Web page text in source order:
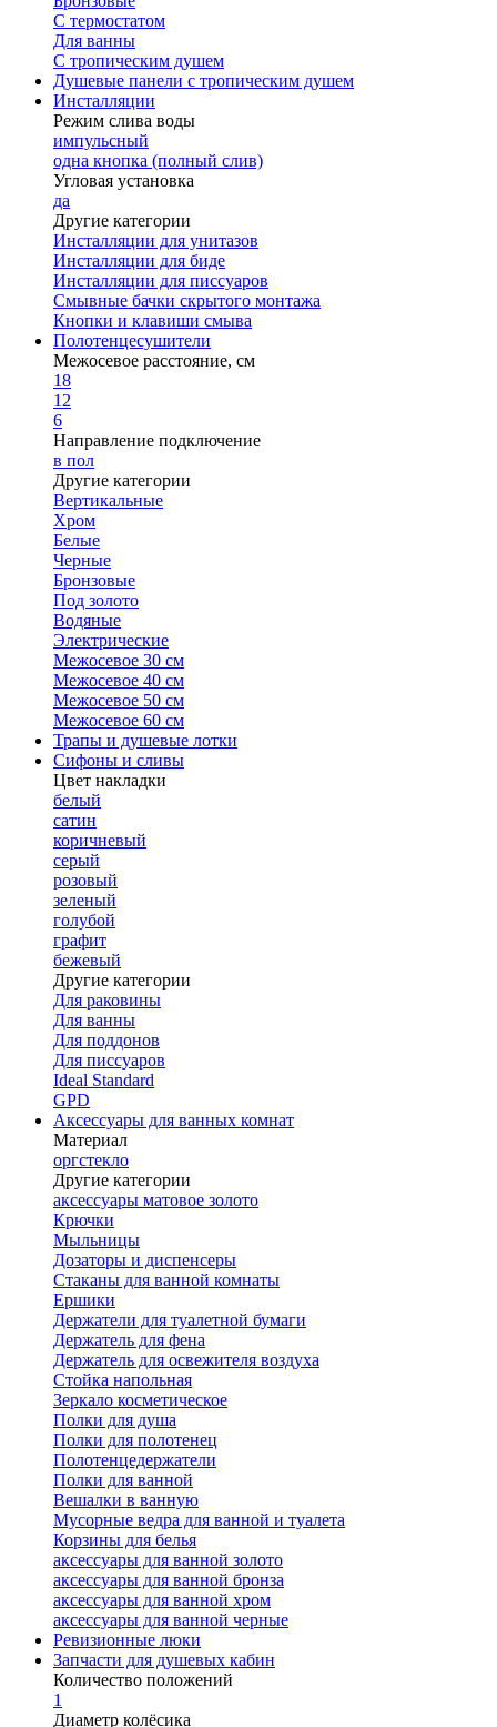
С термостатом
Для ванны
С тропическим душем
Душевые панели с тропическим душем
Инсталляции
Режим слива воды
импульсный
одна кнопка (полный слив)
Угловая установка
да
Другие категории
Инсталляции для унитазов
Инсталляции для биде
Инсталляции для писсуаров
Смывные бачки скрытого монтажа
Кнопки и клавиши смыва
Полотенцесушители
Межосевое расстояние, см
18
12
6
Направление подключение
в пол
Другие категории
Вертикальные
Хром
Белые
Черные
Бронзовые
Под золото
Водяные
Электрические
Межосевое 30 см
Межосевое 40 см
Межосевое 50 см
Межосевое 60 см
Трапы и душевые лотки
Сифоны и сливы
Цвет накладки
белый
сатин
коричневый
серый
розовый
зеленый
голубой
графит
бежевый
Другие категории
Для раковины
Для ванны
Для поддонов
Для писсуаров
Ideal Standard
GPD
Аксессуары для ванных комнат
Материал
оргстекло
Другие категории
аксессуары матовое золото
Крючки
Мыльницы
Дозаторы и диспенсеры
Стаканы для ванной комнаты
Ершики
Держатели для туалетной бумаги
Держатель для фена
Держатель для освежителя воздуха
Стойка напольная
Зеркало косметическое
Полки для душа
Полки для полотенец
Полотенцедержатели
Полки для ванной
Вешалки в ванную
Мусорные ведра для ванной и туалета
Корзины для белья
аксессуары для ванной золото
аксессуары для ванной бронза
аксессуары для ванной хром
аксессуары для ванной черные
Ревизионные люки
Запчасти для душевых кабин
Количество положений
1
Диаметр колёсика